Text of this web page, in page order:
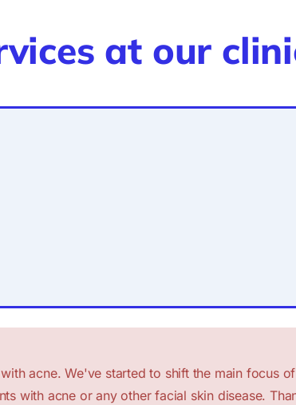
at our
acne. We've started to shift the main focus
with acne or any other facial skin disease.